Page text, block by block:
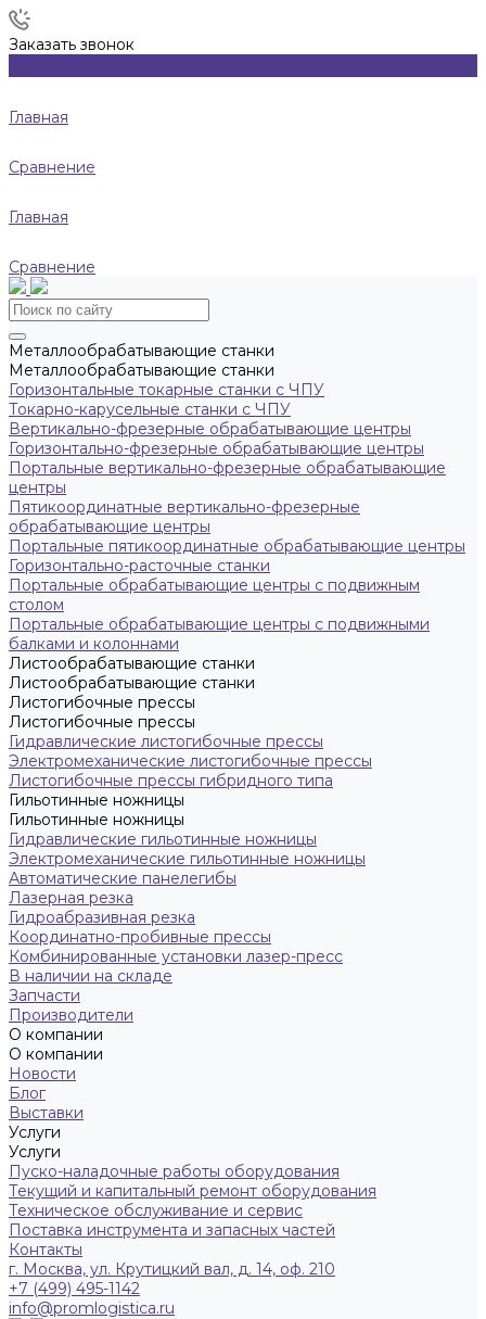
Заказать звонок
Главная
Сравнение
Главная
Сравнение
Металлообрабатывающие станки
Металлообрабатывающие станки
Горизонтальные токарные станки с ЧПУ
Токарно-карусельные станки с ЧПУ
Вертикально-фрезерные обрабатывающие центры
Горизонтально-фрезерные обрабатывающие центры
Портальные вертикально-фрезерные обрабатывающие
центры
Пятикоординатные вертикально-фрезерные
обрабатывающие центры
Портальные пятикоординатные обрабатывающие центры
Горизонтально-расточные станки
Портальные обрабатывающие центры с подвижным
столом
Портальные обрабатывающие центры с подвижными
балками и колоннами
Листообрабатывающие станки
Листообрабатывающие станки
Листогибочные прессы
Листогибочные прессы
Гидравлические листогибочные прессы
Электромеханические листогибочные прессы
Листогибочные прессы гибридного типа
Гильотинные ножницы
Гильотинные ножницы
Гидравлические гильотинные ножницы
Электромеханические гильотинные ножницы
Автоматические панелегибы
Лазерная резка
Гидроабразивная резка
Координатно-пробивные прессы
Комбинированные установки лазер-пресс
В наличии на складе
Запчасти
Производители
О компании
О компании
Новости
Блог
Выставки
Услуги
Услуги
Пуско-наладочные работы оборудования
Текущий и капитальный ремонт оборудования
Техническое обслуживание и сервис
Поставка инструмента и запасных частей
Контакты
г. Москва, ул. Крутицкий вал, д. 14, оф. 210
+7 (499) 495-1142
info@promlogistica.ru